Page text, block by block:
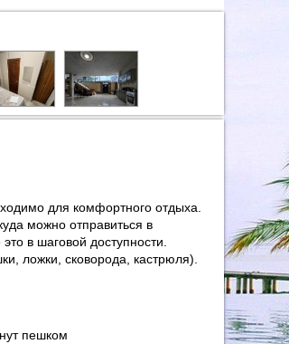
для комфортного отдыха.
можно отправиться в
в шаговой доступности.
ложки, сковорода, кастрюля).
пешком